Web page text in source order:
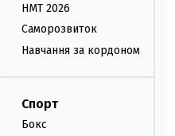
НМТ 2026
Саморозвиток
Навчання за кордоном
Спорт
Бокс